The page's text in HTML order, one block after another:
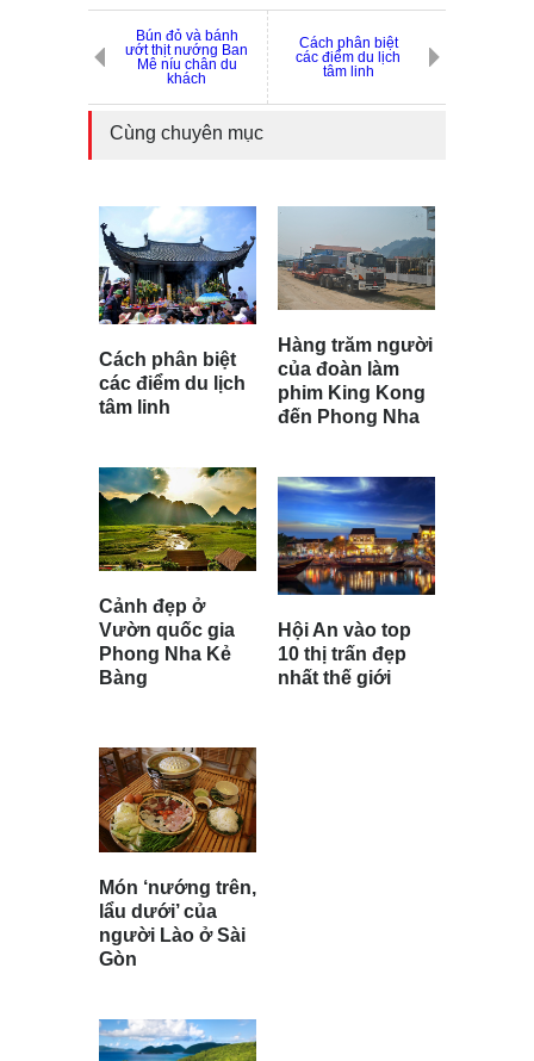
Bún đỏ và bánh
ướt thịt nướng Ban
Mê níu chân du
khách
Cách phân biệt
các điểm du lịch
tâm linh
Cùng chuyên mục
Cách phân biệt
các điểm du lịch
tâm linh
Cảnh đẹp ở
Vườn quốc gia
Phong Nha Kẻ
Bàng
Hàng trăm người
của đoàn làm
phim King Kong
đến Phong Nha
Hội An vào top
10 thị trấn đẹp
nhất thế giới
Món ‘nướng trên,
lẩu dưới’ của
người Lào ở Sài
Gòn